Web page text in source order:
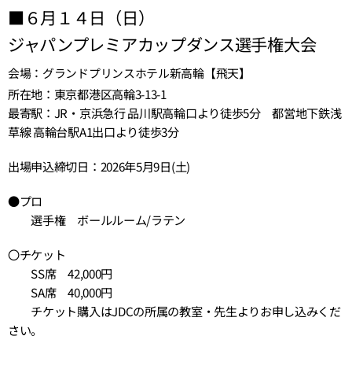
■６月１４日（日）
ジャパンプレミアカップダンス選手権大会
会場：グランドプリンスホテル新高輪【飛天】
所在地：東京都港区高輪3-13-1
最寄駅：JR・京浜急行 品川駅高輪口より徒歩5分 都営地下鉄浅
草線 高輪台駅A1出口より徒歩3分
出場申込締切日：2026年5月9日(土)
●プロ
選手権 ボールルーム/ラテン
〇チケット
SS席 42,000円
SA席 40,000円
チケット購入はJDCの所属の教室・先生よりお申し込みくだ
さい。